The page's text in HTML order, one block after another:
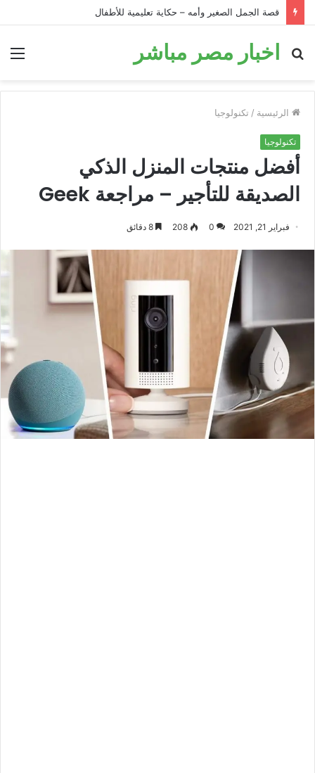
قصة الحمار في البئر: قصة تحفيزية للأطفال قبل النوم
اخبار مصر مباشر
بحث
الرئيسية / تكنولوجيا
تكنولوجيا
أفضل منتجات المنزل الذكي
الصديقة للتأجير – مراجعة Geek
فبراير 21, 2021 0
208